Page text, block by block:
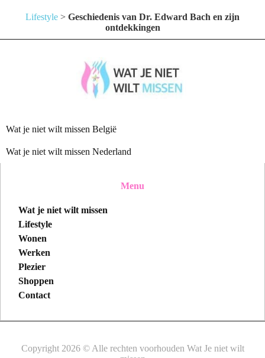
Lifestyle > Geschiedenis van Dr. Edward Bach en zijn
ontdekkingen
Wat je niet wilt missen België
Wat je niet wilt missen Nederland
Menu
Wat je niet wilt missen
Lifestyle
Wonen
Werken
Plezier
Shoppen
Contact
Copyright 2026 © Alle rechten voorhouden Wat Je niet wilt